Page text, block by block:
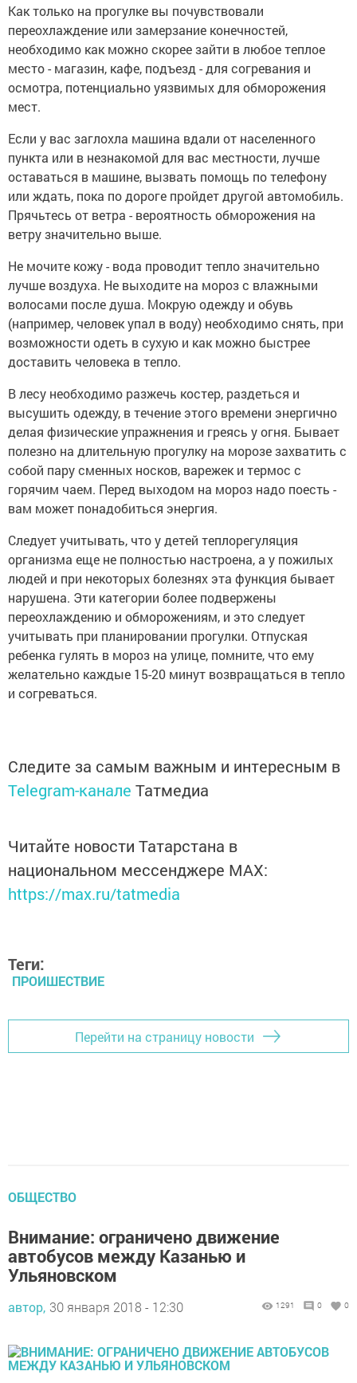
Как только на прогулке вы почувствовали
переохлаждение или замерзание конечностей,
необходимо как можно скорее зайти в любое теплое
место - магазин, кафе, подъезд - для согревания и
осмотра, потенциально уязвимых для обморожения
мест.
Если у вас заглохла машина вдали от населенного
пункта или в незнакомой для вас местности, лучше
оставаться в машине, вызвать помощь по телефону
или ждать, пока по дороге пройдет другой автомобиль.
Прячьтесь от ветра - вероятность обморожения на
ветру значительно выше.
Не мочите кожу - вода проводит тепло значительно
лучше воздуха. Не выходите на мороз с влажными
волосами после душа. Мокрую одежду и обувь
(например, человек упал в воду) необходимо снять, при
возможности одеть в сухую и как можно быстрее
доставить человека в тепло.
В лесу необходимо разжечь костер, раздеться и
высушить одежду, в течение этого времени энергично
делая физические упражнения и греясь у огня. Бывает
полезно на длительную прогулку на морозе захватить с
собой пару сменных носков, варежек и термос с
горячим чаем. Перед выходом на мороз надо поесть -
вам может понадобиться энергия.
Следует учитывать, что у детей теплорегуляция
организма еще не полностью настроена, а у пожилых
людей и при некоторых болезнях эта функция бывает
нарушена. Эти категории более подвержены
переохлаждению и обморожениям, и это следует
учитывать при планировании прогулки. Отпуская
ребенка гулять в мороз на улице, помните, что ему
желательно каждые 15-20 минут возвращаться в тепло
и согреваться.
Следите за самым важным и интересным в
Telegram-канале Татмедиа
Читайте новости Татарстана в
национальном мессенджере MАХ:
https://max.ru/tatmedia
Теги:
ПРОИШЕСТВИЕ
Перейти на страницу новости
ОБЩЕСТВО
Внимание: ограничено движение
автобусов между Казанью и
Ульяновском
автор, 30 января 2018 - 12:30 1291 0 0